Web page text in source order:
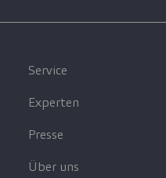
Service
Experten
Presse
Über uns